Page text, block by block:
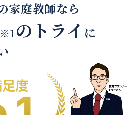
家庭教師なら
※1のトライ に